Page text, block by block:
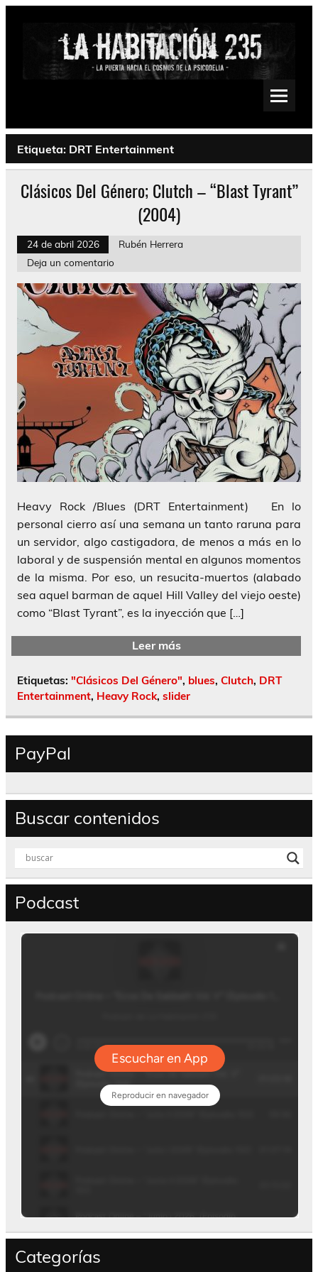
Saltar
Psychedelic, Stoner, Doom, Sludge, Fuzz, Space, Drone
Etiqueta: DRT Entertainment
Clásicos Del Género; Clutch – “Blast Tyrant”
(2004)
24 de abril 2026
Rubén Herrera
Deja un comentario
Heavy Rock /Blues (DRT Entertainment) En lo
personal cierro así una semana un tanto raruna para
un servidor, algo castigadora, de menos a más en lo
laboral y de suspensión mental en algunos momentos
de la misma. Por eso, un resucita-muertos (alabado
sea aquel barman de aquel Hill Valley del viejo oeste)
como “Blast Tyrant”, es la inyección que […]
Leer más
Etiquetas: "Clásicos Del Género", blues, Clutch, DRT
Entertainment, Heavy Rock, slider
PayPal
Buscar contenidos
Podcast
Categorías